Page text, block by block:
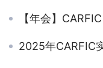
【年会】
2025年CARFIC